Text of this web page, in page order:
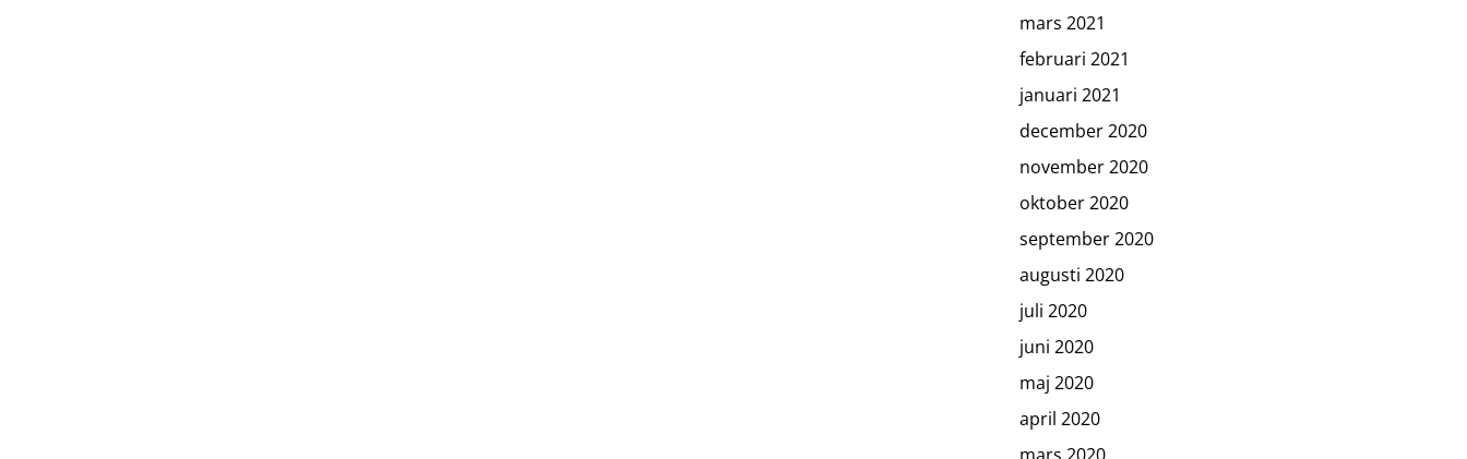
mars 2021
februari 2021
januari 2021
december 2020
november 2020
oktober 2020
september 2020
augusti 2020
juli 2020
juni 2020
maj 2020
april 2020